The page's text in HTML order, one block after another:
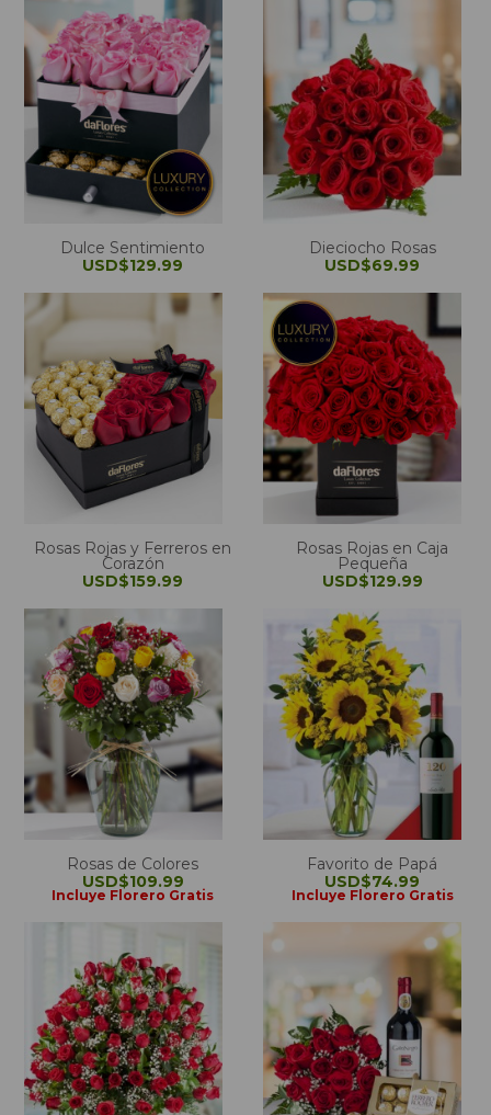
Dulce Sentimiento
USD$129.99
Dieciocho Rosas
USD$69.99
Rosas Rojas y Ferreros en
Corazón
USD$159.99
Rosas Rojas en Caja
Pequeña
USD$129.99
Rosas de Colores
USD$109.99
Incluye Florero Gratis
Favorito de Papá
USD$74.99
Incluye Florero Gratis